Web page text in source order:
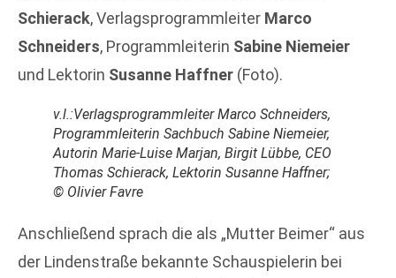
Schierack, Verlagsprogrammleiter Marco
Schneiders, Programmleiterin Sabine Niemeier
und Lektorin Susanne Haffner (Foto).
v.l.:Verlagsprogrammleiter Marco Schneiders,
Programmleiterin Sachbuch Sabine Niemeier,
Autorin Marie-Luise Marjan, Birgit Lübbe, CEO
Thomas Schierack, Lektorin Susanne Haffner;
© Olivier Favre
Anschließend sprach die als „Mutter Beimer“ aus
der Lindenstraße bekannte Schauspielerin bei